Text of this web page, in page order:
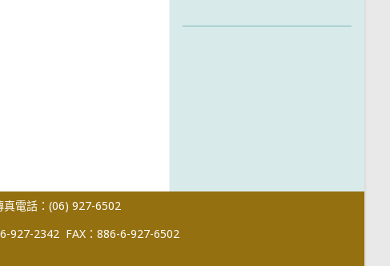
真電話：(06) 927-6502
927-2342 FAX：886-6-927-6502